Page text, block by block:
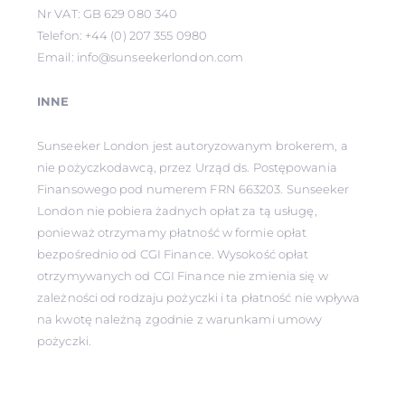
Nr VAT: GB 629 080 340
Telefon: +44 (0) 207 355 0980
Email: info@sunseekerlondon.com
INNE
Sunseeker London jest autoryzowanym brokerem, a
nie pożyczkodawcą, przez Urząd ds. Postępowania
Finansowego pod numerem FRN 663203. Sunseeker
London nie pobiera żadnych opłat za tą usługę,
ponieważ otrzymamy płatność w formie opłat
bezpośrednio od CGI Finance. Wysokość opłat
otrzymywanych od CGI Finance nie zmienia się w
zależności od rodzaju pożyczki i ta płatność nie wpływa
na kwotę należną zgodnie z warunkami umowy
pożyczki.